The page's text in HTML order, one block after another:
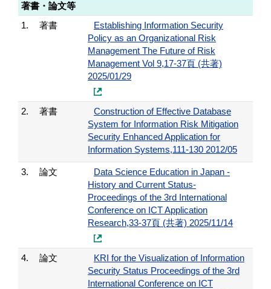
著書・論文等
1.
著書
Establishing Information Security
Policy as an Organizational Risk
Management The Future of Risk
Management Vol 9,17-37頁 (共著)
2025/01/29
2. 著書
Construction of Effective Database
System for Information Risk Mitigation
Security Enhanced Application for
Information Systems,111-130 2012/05
3. 論文
Data Science Education in Japan -
History and Current Status-
Proceedings of the 3rd International
Conference on ICT Application
Research,33-37頁 (共著) 2025/11/14
4. 論文
KRI for the Visualization of Information
Security Status Proceedings of the 3rd
International Conference on ICT